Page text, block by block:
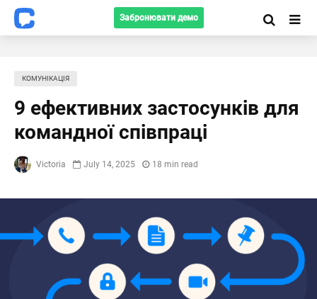
Забронювати демо
КОМУНІКАЦІЯ
9 ефективних застосунків для
командної співпраці
Victoria July 14, 2025 18 min read